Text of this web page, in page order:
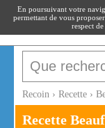
recoin
Recoin › Recette ›
Recette
En poursuivant votre
permettant de vous
respect